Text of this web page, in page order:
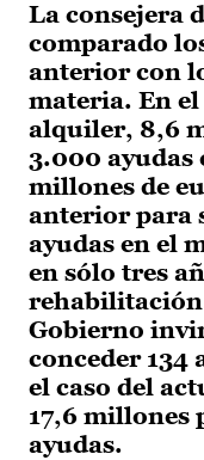
La consejera
comparado
anterior con
materia. En el
alquiler, 8,6
3.000 ayudas
millones de
anterior para
ayudas en el
en sólo tres
Gobierno
conceder 134
el caso del
17,6 millones
ayudas.